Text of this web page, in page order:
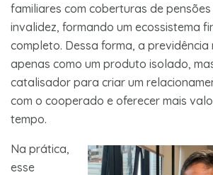
familiares com coberturas de
invalidez, formando um ecossistema
completo. Dessa forma, a previdência
apenas como um produto isolado,
catalisador para criar um
com o cooperado e oferecer mais
tempo.
Na prática,
esse